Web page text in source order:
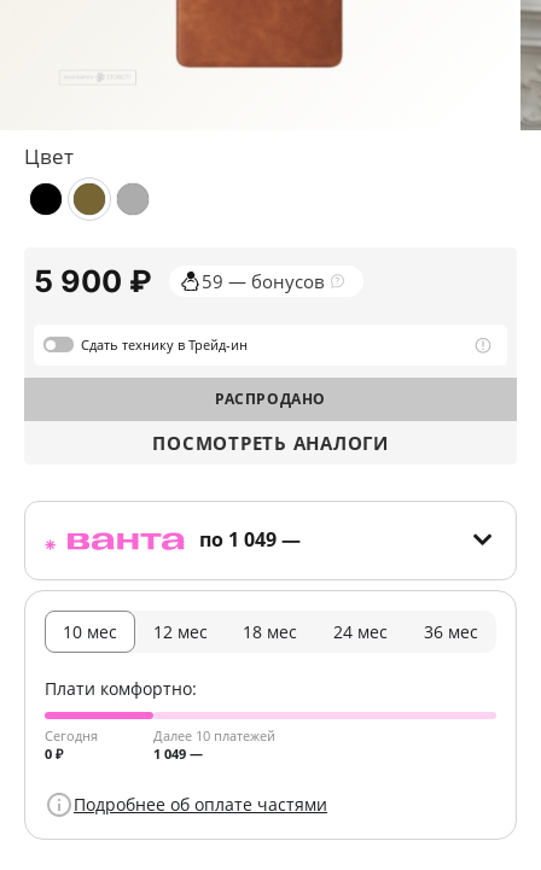
Цвет
5 900 ₽ 59 — бонусов
Сдать технику в Трейд-ин
РАСПРОДАНО
ПОСМОТРЕТЬ АНАЛОГИ
по 1 049 —
10 мес 12 мес 18 мес 24 мес 36 мес
Плати комфортно:
Сегодня
0 ₽
Далее 10 платежей
1 049 —
Подробнее об оплате частями